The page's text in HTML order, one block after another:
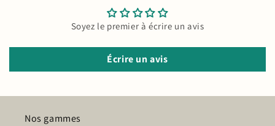
Soyez le premier à écrire un avis
Écrire un avis
Nos gammes